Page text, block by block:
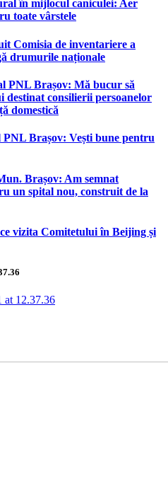
în mijlocul caniculei: Aer
toate vârstele
Comisia de inventariere a
drumurile naționale
PNL Brașov: Mă bucur să
destinat consilierii persoanelor
domestică
PNL Brașov: Vești bune pentru
Brașov: Am semnat
un spital nou, construit de la
vizita Comitetului în Beijing și